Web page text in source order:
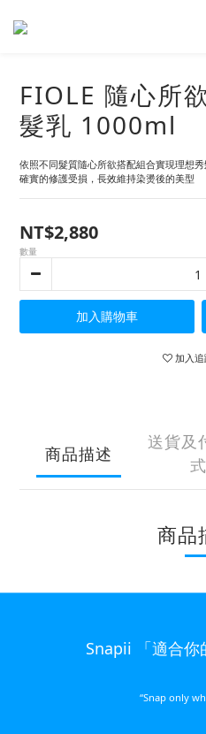
FIOLE 隨心所
髮乳 1000ml
依照不同髮質隨心所欲搭配組合實現理想
確實的修護受損，長效維持染燙後的美型
NT$2,880
數量
加入購物車
加入
商品描述
送貨及
式
商品
Snapii 「適合你
“Snap only